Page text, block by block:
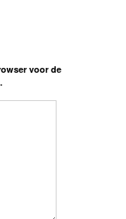
voor de